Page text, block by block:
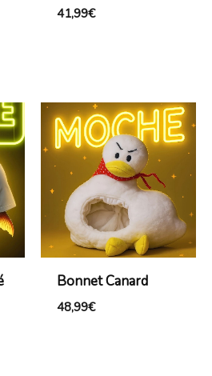
41,99€
Bonnet Canard
48,99€